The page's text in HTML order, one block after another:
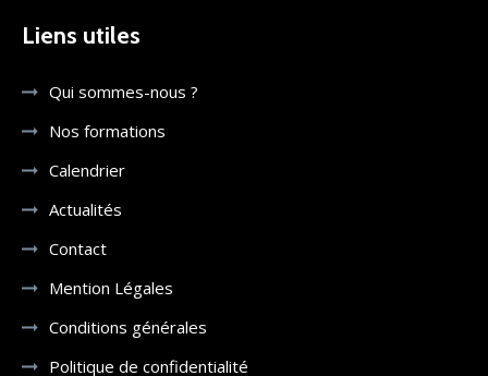
Liens utiles
Qui sommes-nous ?
Nos formations
Calendrier
Actualités
Contact
Mention Légales
Conditions générales
Politique de confidentialité